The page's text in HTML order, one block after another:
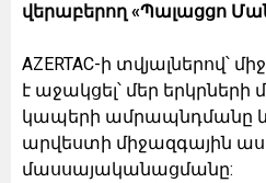
վերաբերող «Պալացցո
AZERTAC-ի
է աջակցել՝ մեր երկրների
կապերի ամրապնդմանը
արվեստի միջազգային
մասսայականացմանը: